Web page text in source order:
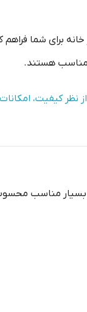
خانه برای شما
مناسب هستند.
نظر کیفیت،
بسیار مناسب